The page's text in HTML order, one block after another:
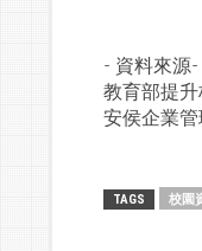
- 資料來源-
教育部提
安侯企業
TAGS 校園